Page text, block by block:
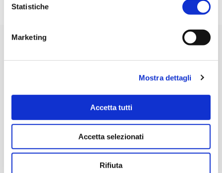
Statistiche
Marketing
Mostra dettagli
Accetta tutti
Accetta selezionati
Rifiuta
Azienda
Sostenibilità
Informazioni legali
Domande più frequenti
FAQ
Termini e condizioni di
vendita
Iva agevolata 4%